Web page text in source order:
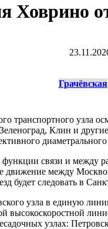
Ховрино
Грачёвская
транспортного узла
Клин и
функции связи и
движение между
будет следовать в
узла в единую
узлах: